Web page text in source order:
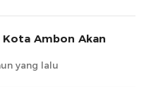
Kota Ambon Akan
yang lalu